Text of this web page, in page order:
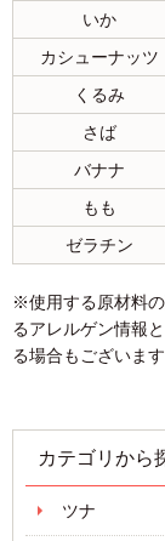
いか
カシューナッツ
くるみ
さば
バナナ
もも
ゼラチン
※使用する原材料
るアレルゲン情報
る場合もございます
カテゴリから
ツナ